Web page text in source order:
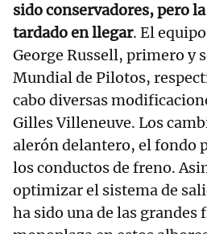
sido conservadores, pero
tardado en llegar. El
George Russell, primero y
Mundial de Pilotos,
cabo diversas
Gilles Villeneuve. Los
alerón delantero, el fondo
los conductos de freno.
optimizar el sistema de
ha sido una de las grandes